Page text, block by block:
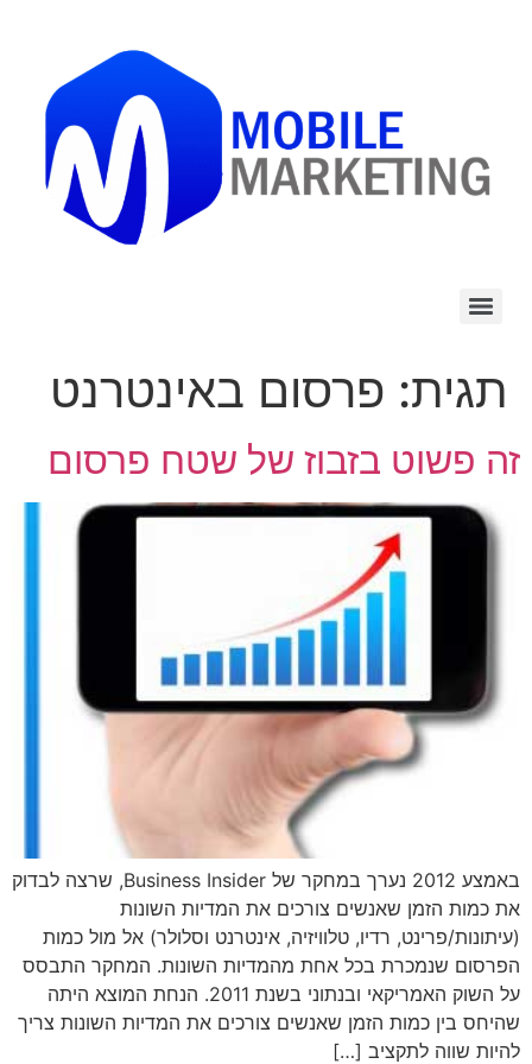
תגית: פרסום באינטרנט
זה פשוט בזבוז של שטח פרסום
באמצע 2012 נערך במחקר של Business Insider, שרצה לבדוק
את כמות הזמן שאנשים צורכים את המדיות השונות
(עיתונות/פרינט, רדיו, טלוויזיה, אינטרנט וסלולר) אל מול כמות
הפרסום שנמכרת בכל אחת מהמדיות השונות. המחקר התבסס
על השוק האמריקאי ובנתוני בשנת 2011. הנחת המוצא היתה
שהיחס בין כמות הזמן שאנשים צורכים את המדיות השונות צריך
להיות שווה לתקציב […]